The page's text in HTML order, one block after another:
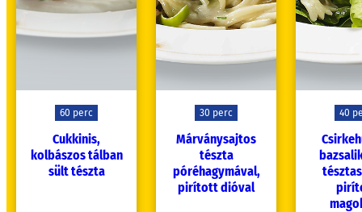
60 perc
Cukkinis,
kolbászos tálban
sült tészta
30 perc
Márványsajtos
tészta
póréhagymával,
pirított dióval
40